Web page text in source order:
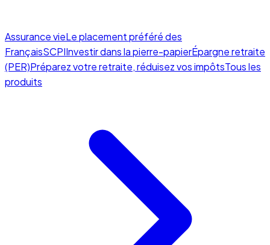
Assurance vieLe placement préféré des
FrançaisSCPIInvestir dans la pierre-papierÉpargne retraite
(PER)Préparez votre retraite, réduisez vos impôtsTous les
produits